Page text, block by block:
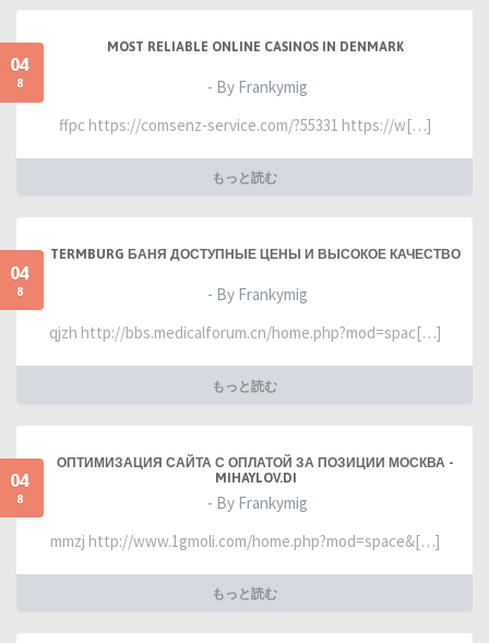
04
8
MOST RELIABLE ONLINE CASINOS IN DENMARK
- By Frankymig
ffpc https://comsenz-service.com/?55331 https://w[…]
もっと読む
04
8
TERMBURG БАНЯ ДОСТУПНЫЕ ЦЕНЫ И ВЫСОКОЕ КАЧЕСТВО
- By Frankymig
qjzh http://bbs.medicalforum.cn/home.php?mod=spac[…]
もっと読む
04
8
ОПТИМИЗАЦИЯ САЙТА С ОПЛАТОЙ ЗА ПОЗИЦИИ МОСКВА -
MIHAYLOV.DI
- By Frankymig
mmzj http://www.1gmoli.com/home.php?mod=space&[…]
もっと読む